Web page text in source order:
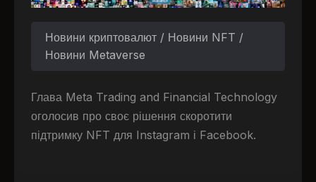
Новини криптовалют / Новини NFT /
Новини Metaverse
Глава Meta Trading and Financial Technology
оголосив про своє рішення скоротити
підтримку NFT для Instagram і Facebook.